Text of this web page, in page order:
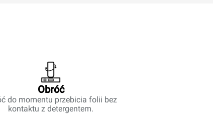
Obróć
do momentu przebicia folii bez
kontaktu z detergentem.